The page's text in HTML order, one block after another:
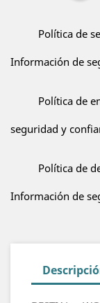
Política de
Información de
Política de
seguridad y
Política de
Información de